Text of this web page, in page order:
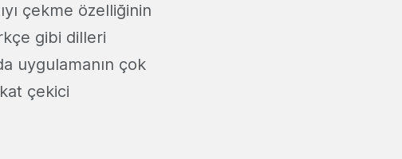
çekme özelliğinin
gibi dilleri
uygulamanın çok
çekici